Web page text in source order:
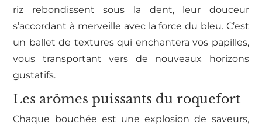
riz rebondissent sous la dent, leur douceur
s’accordant à merveille avec la force du bleu. C’est
un ballet de textures qui enchantera vos papilles,
vous transportant vers de nouveaux horizons
gustatifs.
Les arômes puissants du roquefort
Chaque bouchée est une explosion de saveurs,